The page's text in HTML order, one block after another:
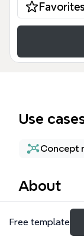
Favorites
Use
Concept
About
La carte
un outil
Free template